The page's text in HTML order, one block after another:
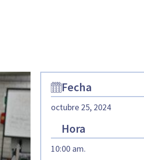
Fecha
octubre 25, 2024
Hora
10:00 am.